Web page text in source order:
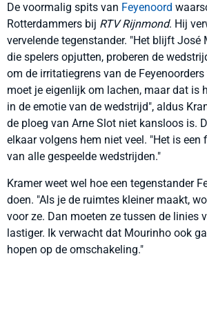
De voormalig spits van Feyenoord
Rotterdammers bij RTV Rijnmond. Hij
vervelende tegenstander. "Het blijft
die spelers opjutten, proberen de
om de irritatiegrens van de
moet je eigenlijk om lachen, maar dat is
in de emotie van de wedstrijd", aldus
de ploeg van Arne Slot niet kansloos is.
elkaar volgens hem niet veel. "Het is een
van alle gespeelde wedstrijden."
Kramer weet wel hoe een tegenstander
doen. "Als je de ruimtes kleiner maakt,
voor ze. Dan moeten ze tussen de linies
lastiger. Ik verwacht dat Mourinho ook
hopen op de omschakeling."